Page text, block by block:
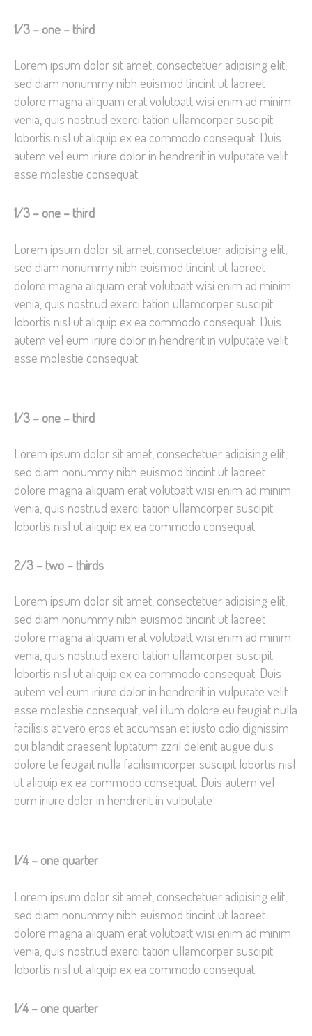
1/3 – one – third
Lorem ipsum dolor sit amet, consectetuer adipising elit,
sed diam nonummy nibh euismod tincint ut laoreet
dolore magna aliquam erat volutpatt wisi enim ad minim
venia, quis nostr.ud exerci tation ullamcorper suscipit
lobortis nisl ut aliquip ex ea commodo consequat. Duis
autem vel eum iriure dolor in hendrerit in vulputate velit
esse molestie consequat
1/3 – one – third
Lorem ipsum dolor sit amet, consectetuer adipising elit,
sed diam nonummy nibh euismod tincint ut laoreet
dolore magna aliquam erat volutpatt wisi enim ad minim
venia, quis nostr.ud exerci tation ullamcorper suscipit
lobortis nisl ut aliquip ex ea commodo consequat. Duis
autem vel eum iriure dolor in hendrerit in vulputate velit
esse molestie consequat
1/3 – one – third
Lorem ipsum dolor sit amet, consectetuer adipising elit,
sed diam nonummy nibh euismod tincint ut laoreet
dolore magna aliquam erat volutpatt wisi enim ad minim
venia, quis nostr.ud exerci tation ullamcorper suscipit
lobortis nisl ut aliquip ex ea commodo consequat.
2/3 – two – thirds
Lorem ipsum dolor sit amet, consectetuer adipising elit,
sed diam nonummy nibh euismod tincint ut laoreet
dolore magna aliquam erat volutpatt wisi enim ad minim
venia, quis nostr.ud exerci tation ullamcorper suscipit
lobortis nisl ut aliquip ex ea commodo consequat. Duis
autem vel eum iriure dolor in hendrerit in vulputate velit
esse molestie consequat, vel illum dolore eu feugiat nulla
facilisis at vero eros et accumsan et iusto odio dignissim
qui blandit praesent luptatum zzril delenit augue duis
dolore te feugait nulla facilisimcorper suscipit lobortis nisl
ut aliquip ex ea commodo consequat. Duis autem vel
eum iriure dolor in hendrerit in vulputate
1/4 – one quarter
Lorem ipsum dolor sit amet, consectetuer adipising elit,
sed diam nonummy nibh euismod tincint ut laoreet
dolore magna aliquam erat volutpatt wisi enim ad minim
venia, quis nostr.ud exerci tation ullamcorper suscipit
lobortis nisl ut aliquip ex ea commodo consequat.
1/4 – one quarter